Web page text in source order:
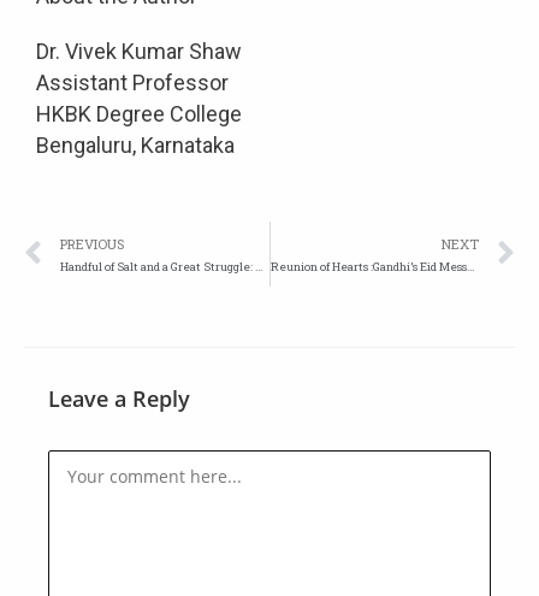
Dr. Vivek Kumar Shaw
Assistant Professor
HKBK Degree College
Bengaluru, Karnataka
PREVIOUS
Handful of Salt and a Great Struggle: Commemorating the 96th Anniversary of the Dandi March
NEXT
Reunion of Hearts :Gandhi’s Eid Message
Leave a Reply